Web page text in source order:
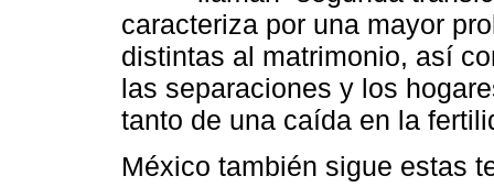
caracteriza por una mayor
distintas al matrimonio, así
las separaciones y los
tanto de una caída en la
México también sigue estas